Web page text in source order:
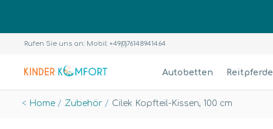
Rufen Sie uns an: Mobil: +49(0)76148941464
Autobetten Reitpferde
Home Zubehör Cilek Kopfteil-Kissen, 100 cm